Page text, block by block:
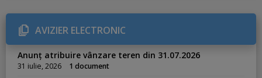
r
i
e
s
AVIZIER ELECTRONIC
Anunț atribuire vânzare teren din 31.07.2026
31 iulie, 2026 1 document